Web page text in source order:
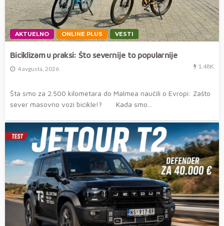
AKTUELNO ONLINE PLUS VESTI
Biciklizam u praksi: Što severnije to popularnije
4 avgusta, 2026 1.48K
Šta smo za 2.500 kilometara do Malmea naučili o Evropi: Zašto
sever masovno vozi bicikle!? Kada smo...